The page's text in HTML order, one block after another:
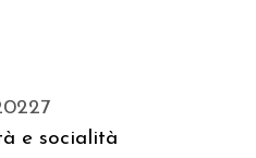
e socialità